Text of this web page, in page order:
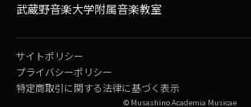
武蔵野音楽大学附属音楽教室
© Musashino Academia Musicae
サイトポリシー
プライバシーポリシー
特定商取引に関する法律に基づく表示